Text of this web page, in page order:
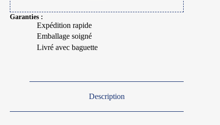
Garanties :
Expédition rapide
Emballage soigné
Livré avec baguette
Description